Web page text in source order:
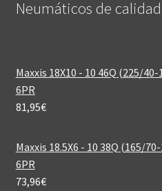
Neumáticos de calidad‎
Maxxis 18X10 - 10 46Q (225/40-
6PR
81,95€
Maxxis 18.5X6 - 10 38Q (165/
6PR
73,96€